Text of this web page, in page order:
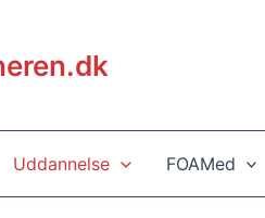
Uddannelse FOAMed